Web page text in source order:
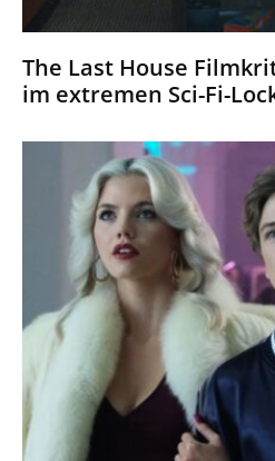
The Last House
im extremen Sci-Fi-